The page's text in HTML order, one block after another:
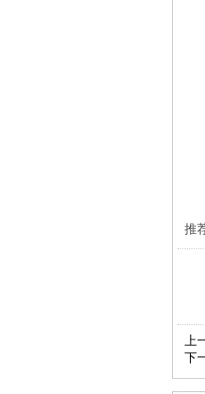
推
上
下